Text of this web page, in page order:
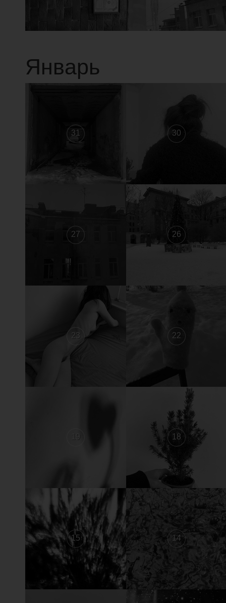
Январь
31 30
27 26
23 22
19 18
15 14